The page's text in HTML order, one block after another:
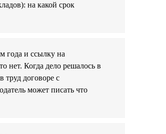
на какой срок
года и ссылку на
нет. Когда дело решалось в
труд договоре с
может писать что